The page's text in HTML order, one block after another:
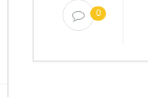
0